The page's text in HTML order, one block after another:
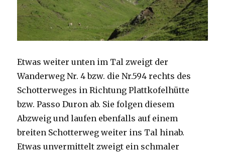
Etwas weiter unten im Tal zweigt der
Wanderweg Nr. 4 bzw. die Nr.594 rechts des
Schotterweges in Richtung Plattkofelhütte
bzw. Passo Duron ab. Sie folgen diesem
Abzweig und laufen ebenfalls auf einem
breiten Schotterweg weiter ins Tal hinab.
Etwas unvermittelt zweigt ein schmaler